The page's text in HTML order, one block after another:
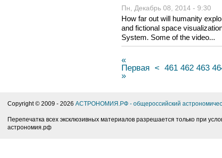
Пн, Декабрь 08, 2014 - 9:30
How far out will humanity
and fictional space
System. Some of the video...
«
Первая < 461 462 463
»
Copyright © 2009 - 2026 АСТРОНОМИЯ.РФ - общероссийский
Перепечатка всех эксклюзивных материалов разрешается только при
астрономия.рф